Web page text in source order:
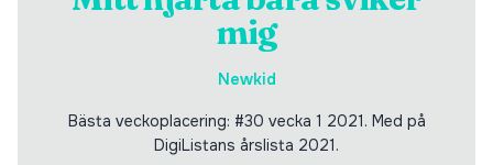
mig
Newkid
Bästa veckoplacering: #30 vecka 1 2021. Med på
DigiListans årslista 2021.